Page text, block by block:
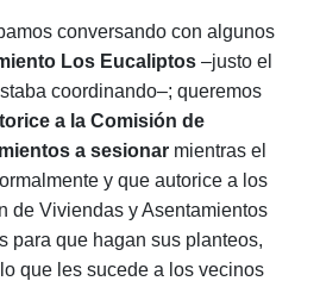
conversando con algunos
Los Eucaliptos ‒justo el
coordinando‒; queremos
a la Comisión de
a sesionar mientras el
y que autorice a los
de Viviendas y Asentamientos
para que hagan sus planteos,
que les sucede a los vecinos